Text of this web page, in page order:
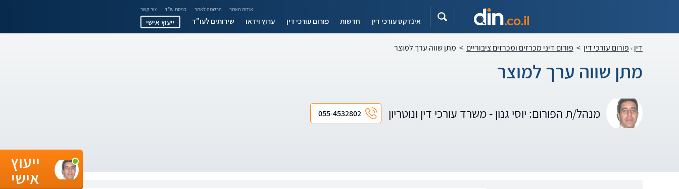
אודות האתר הרשמה לאתר כניסת עו"ד צור קשר
אינדקס עורכי דין חדשות פורום עורכי דין ערוץ וידאו שירותים לעו"ד ייעוץ אישי
דין פורום עורכי דין > פורום דיני מכרזים ומכרזים ציבוריים > מתן שווה ערך למוצר
מתן שווה ערך למוצר
מנהל/ת הפורום: יוסי גנון - משרד עורכי דין ונוטריון 055-4532802
ייעוץ
אישי